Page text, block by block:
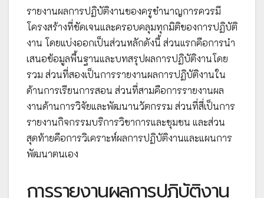
รายงานผลการปฏิบัติงานของครูชำนาญการควรมี
โครงสร้างที่ชัดเจนและครอบคลุมทุกมิติของการปฏิบัติ
งาน โดยแบ่งออกเป็นส่วนหลักดังนี้ ส่วนแรกคือการนำ
เสนอข้อมูลพื้นฐานและบทสรุปผลการปฏิบัติงานโดย
รวม ส่วนที่สองเป็นการรายงานผลการปฏิบัติงานใน
ด้านการเรียนการสอน ส่วนที่สามคือการรายงานผล
งานด้านการวิจัยและพัฒนานวัตกรรม ส่วนที่สี่เป็นการ
รายงานกิจกรรมบริการวิชาการและชุมชน และส่วน
สุดท้ายคือการวิเคราะห์ผลการปฏิบัติงานและแผนการ
พัฒนาตนเอง
การรายงานผลการปฏิบัติงาน